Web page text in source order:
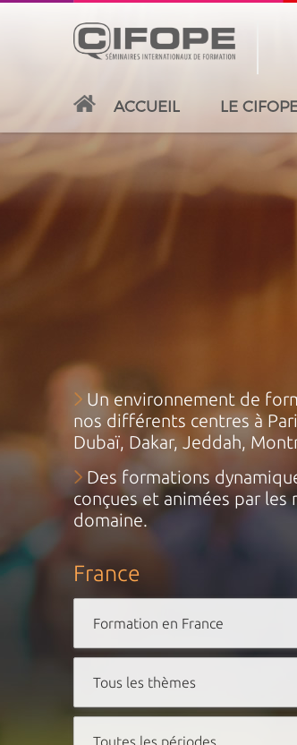
PARIS ABIDJAN ATLANTA
ACCUEIL LE
Un environnement de
nos différents centres à
Dubaï, Dakar, Jeddah,
Des formations
conçues et animées par
domaine.
France